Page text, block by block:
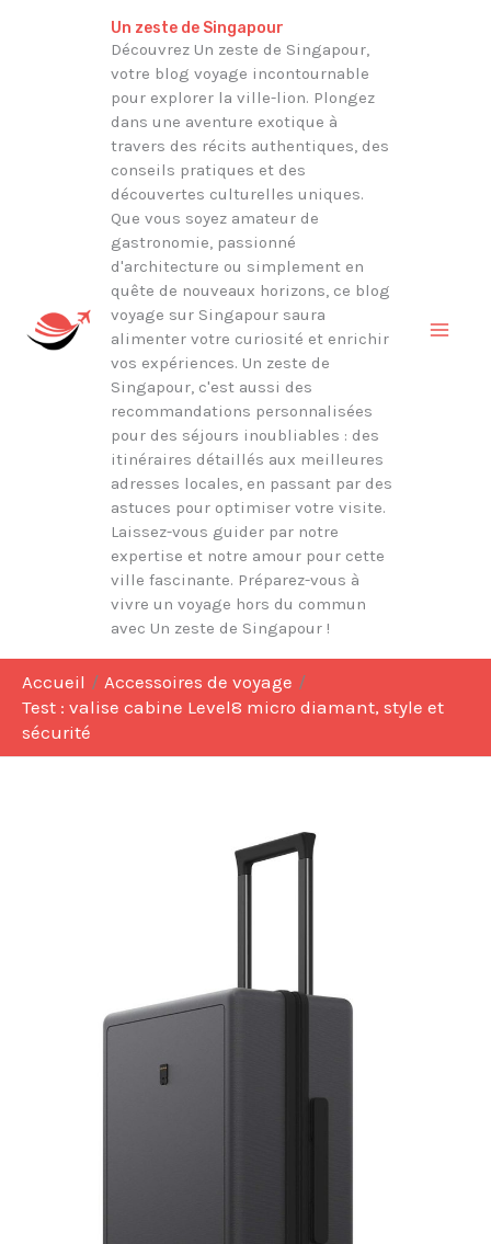
Un zeste de Singapour
Découvrez Un zeste de Singapour,
votre blog voyage incontournable
pour explorer la ville-lion. Plongez
dans une aventure exotique à
travers des récits authentiques, des
conseils pratiques et des
découvertes culturelles uniques.
Que vous soyez amateur de
gastronomie, passionné
d'architecture ou simplement en
quête de nouveaux horizons, ce blog
voyage sur Singapour saura
alimenter votre curiosité et enrichir
vos expériences. Un zeste de
Singapour, c'est aussi des
recommandations personnalisées
pour des séjours inoubliables : des
itinéraires détaillés aux meilleures
adresses locales, en passant par des
astuces pour optimiser votre visite.
Laissez-vous guider par notre
expertise et notre amour pour cette
ville fascinante. Préparez-vous à
vivre un voyage hors du commun
avec Un zeste de Singapour !
Accueil
Accessoires de voyage
Test : valise cabine Level8 micro diamant, style et
sécurité
Rechercher